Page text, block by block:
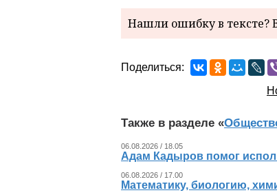
Нашли ошибку в
Поделиться:
Также в разделе «
06.08.2026 / 18.05
Адам Кадыров помог
06.08.2026 / 17.00
Математику, биологию,